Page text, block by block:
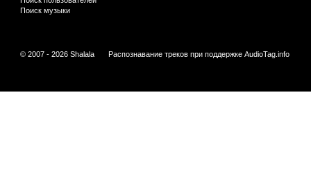
Поиск музыки
© 2007 - 2026 Shalala Распознавание треков при поддержке AudioTag.info